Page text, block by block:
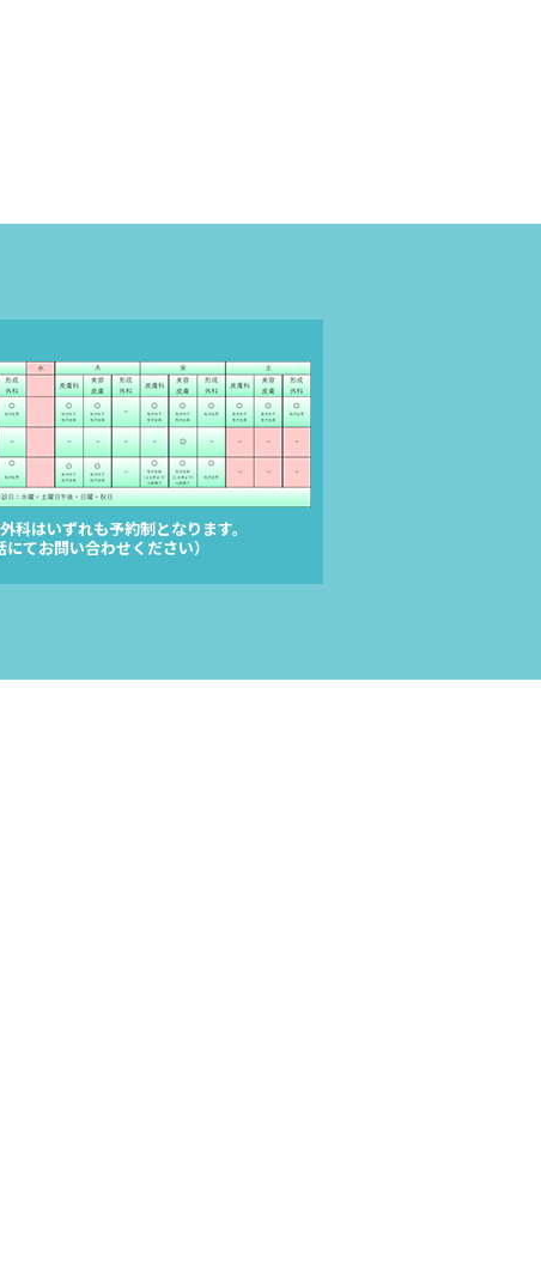
科はいずれも予約制となります。
にてお問い合わせください）